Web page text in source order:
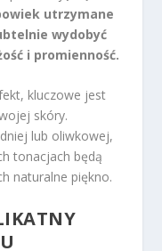
utrzymane
wydobyć
i promienność.
kluczowe jest
skóry.
lub oliwkowej,
tonacjach będą
naturalne piękno.